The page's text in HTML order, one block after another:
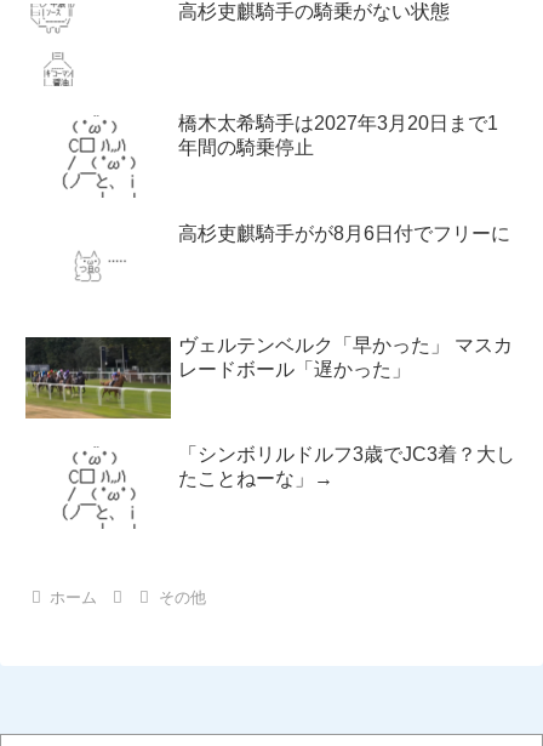
高杉吏麒騎手の騎乗がない状態
橋木太希騎手は2027年3月20日まで1
年間の騎乗停止
高杉吏麒騎手がが8月6日付でフリーに
ヴェルテンベルク「早かった」 マスカ
レードボール「遅かった」
「シンボリルドルフ3歳でJC3着？大し
たことねーな」→
ホーム その他